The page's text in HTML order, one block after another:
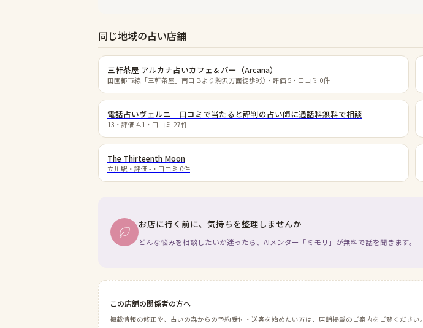
同じ地域の占い店舗
三軒茶屋 アルカナ占いカフェ＆バー（Arcana）
田園都市線「三軒茶屋」南口Ｂより駒沢方面徒歩9分 ・評価 5 ・口コミ 0件
電話占いヴェルニ｜口コミで当たると評判の占い師に通話料無料で相談
13 ・評価 4.1 ・口コミ 27件
The Thirteenth Moon
立川駅 ・評価 - ・口コミ 0件
お店に行く前に、気持ちを整理しませんか
どんな悩みを相談したいか迷ったら、AIメンター「ミモリ」が無料で話を聞きます。
この店舗の関係者の方へ
掲載情報の修正や、占いの森からの予約受付・送客を始めたい方は、店舗掲載のご案内をご覧ください。